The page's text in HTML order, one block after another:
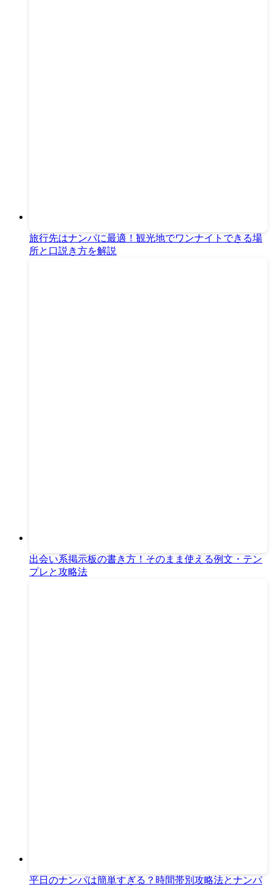
旅行先はナンパに最適！観光地でワンナイトできる場
所と口説き方を解説
出会い系掲示板の書き方！そのまま使える例文・テン
プレと攻略法
平日のナンパは簡単すぎる？時間帯別攻略法とナンパ